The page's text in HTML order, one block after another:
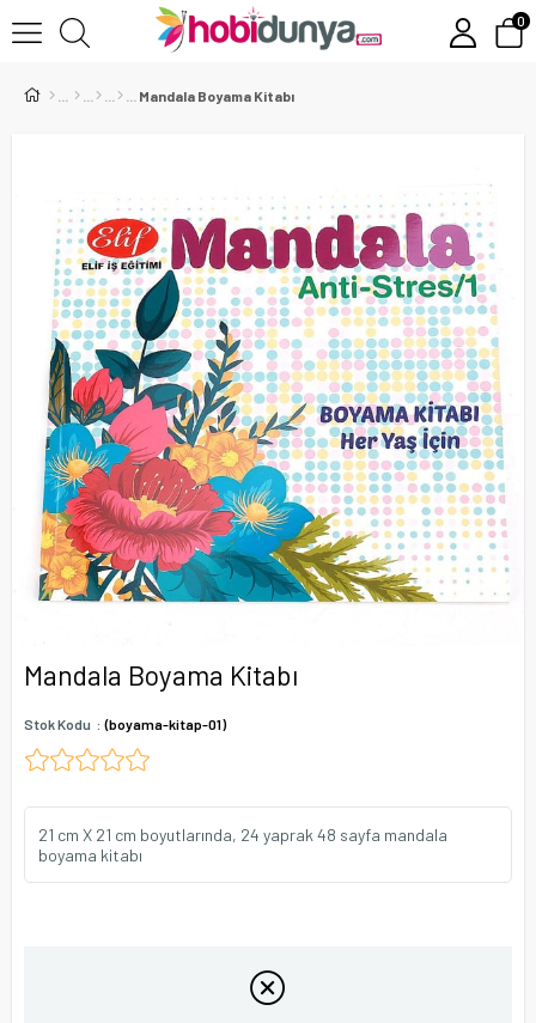
0
Mandala Boyama Kitabı
Mandala Boyama Kitabı
Stok Kodu (boyama-kitap-01)
21 cm X 21 cm boyutlarında, 24 yaprak 48 sayfa mandala
boyama kitabı